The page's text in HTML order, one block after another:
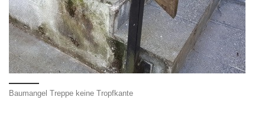
Baumangel Treppe keine Tropfkante